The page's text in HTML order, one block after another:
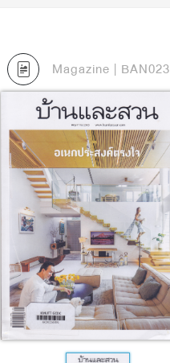
Magazine | BAN023